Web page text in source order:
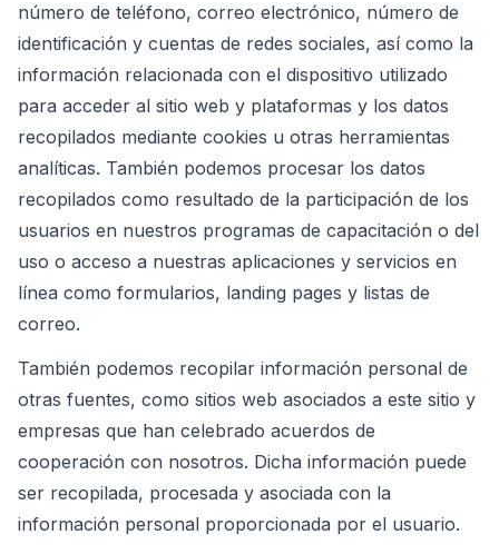
número de teléfono, correo electrónico, número de
identificación y cuentas de redes sociales, así como la
información relacionada con el dispositivo utilizado
para acceder al sitio web y plataformas y los datos
recopilados mediante cookies u otras herramientas
analíticas. También podemos procesar los datos
recopilados como resultado de la participación de los
usuarios en nuestros programas de capacitación o del
uso o acceso a nuestras aplicaciones y servicios en
línea como formularios, landing pages y listas de
correo.
También podemos recopilar información personal de
otras fuentes, como sitios web asociados a este sitio y
empresas que han celebrado acuerdos de
cooperación con nosotros. Dicha información puede
ser recopilada, procesada y asociada con la
información personal proporcionada por el usuario.